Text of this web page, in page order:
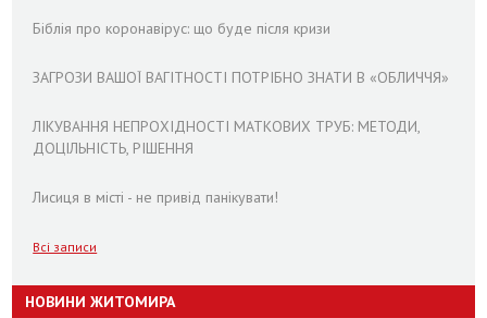
Біблія про коронавірус: що буде після кризи
ЗАГРОЗИ ВАШОЇ ВАГІТНОСТІ ПОТРІБНО ЗНАТИ В «ОБЛИЧЧЯ»
ЛІКУВАННЯ НЕПРОХІДНОСТІ МАТКОВИХ ТРУБ: МЕТОДИ,
ДОЦІЛЬНІСТЬ, РІШЕННЯ
Лисиця в місті - не привід панікувати!
Всі записи
НОВИНИ ЖИТОМИРА